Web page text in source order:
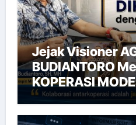
Jejak Visioner
BUDIANTORO
KOPERASI